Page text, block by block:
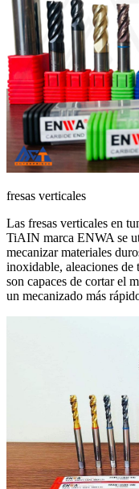
fresas verticales
Las fresas verticales en
TiAIN marca ENWA se
mecanizar materiales
inoxidable, aleaciones de
son capaces de cortar el
un mecanizado más